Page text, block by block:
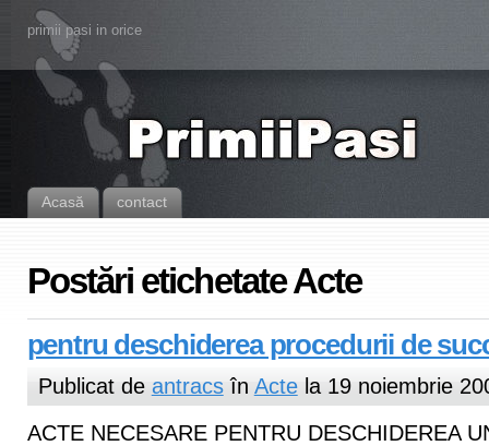
primii pasi in orice
Acasă contact
Postări etichetate Acte
pentru deschiderea procedurii de
Publicat de antracsîn Actela 19 noiembrie
ACTE NECESARE PENTRU DESCHIDEREA